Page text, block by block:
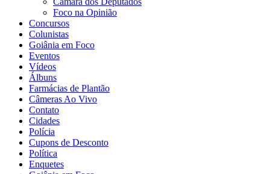
Foco na Opinião
Concursos
Colunistas
Goiânia em Foco
Eventos
Vídeos
Álbuns
Farmácias de Plantão
Câmeras Ao Vivo
Contato
Cidades
Polícia
Cupons de Desconto
Política
Enquetes